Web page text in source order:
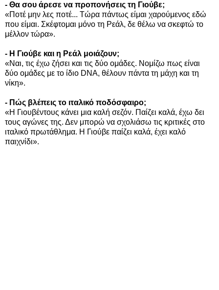
- Θα σου άρεσε να προπονήσεις τη Γιούβε;
«Ποτέ μην λες ποτέ... Τώρα πάντως είμαι χαρούμενος εδώ
που είμαι. Σκέφτομαι μόνο τη Ρεάλ, δε θέλω να σκεφτώ το
μέλλον τώρα».
- Η Γιούβε και η Ρεάλ μοιάζουν;
«Ναι, τις έχω ζήσει και τις δύο ομάδες. Νομίζω πως είναι
δύο ομάδες με το ίδιο DNA, θέλουν πάντα τη μάχη και τη
νίκη».
- Πώς βλέπεις το ιταλικό ποδόσφαιρο;
«Η Γιουβέντους κάνει μια καλή σεζόν. Παίζει καλά, έχω δει
τους αγώνες της. Δεν μπορώ να σχολιάσω τις κριτικές στο
ιταλικό πρωτάθλημα. Η Γιούβε παίζει καλά, έχει καλό
παιχνίδι».